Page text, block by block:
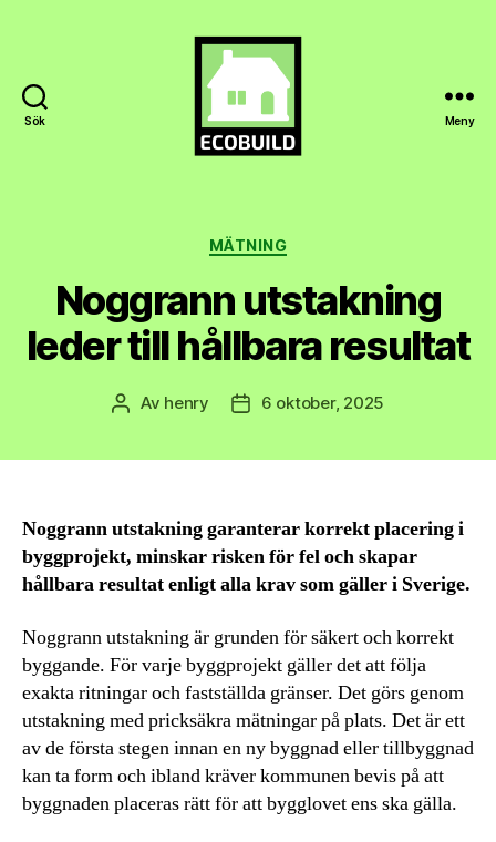
Sök Meny
Kategorier
MÄTNING
Noggrann utstakning
leder till hållbara resultat
Inläggsförfattare
Av henry Inläggsdatum
6 oktober, 2025
Noggrann utstakning garanterar korrekt placering i
byggprojekt, minskar risken för fel och skapar
hållbara resultat enligt alla krav som gäller i Sverige.
Noggrann utstakning är grunden för säkert och korrekt
byggande. För varje byggprojekt gäller det att följa
exakta ritningar och fastställda gränser. Det görs genom
utstakning med pricksäkra mätningar på plats. Det är ett
av de första stegen innan en ny byggnad eller tillbyggnad
kan ta form och ibland kräver kommunen bevis på att
byggnaden placeras rätt för att bygglovet ens ska gälla.